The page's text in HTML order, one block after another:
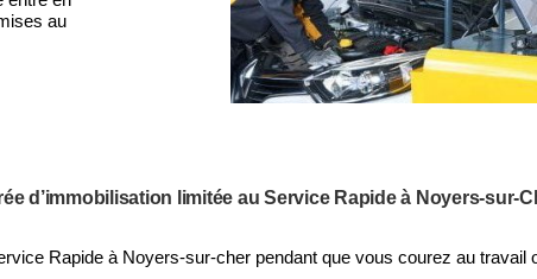
au
d’immobilisation limitée au Service Rapide à Noyers-sur-
Rapide à Noyers-sur-cher pendant que vous courez au travail